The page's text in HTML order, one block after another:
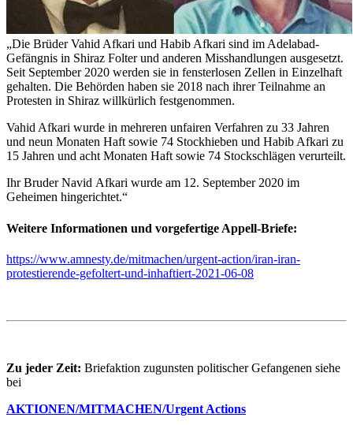
„Die Brüder Vahid Afkari und Habib Afkari sind im Adelabad-
Gefängnis in Shiraz Folter und anderen Misshandlungen ausgesetzt.
Seit September 2020 werden sie in fensterlosen Zellen in Einzelhaft
gehalten. Die Behörden haben sie 2018 nach ihrer Teilnahme an
Protesten in Shiraz willkürlich festgenommen.
Vahid Afkari wurde in mehreren unfairen Verfahren zu 33 Jahren
und neun Monaten Haft sowie 74 Stockhieben und Habib Afkari zu
15 Jahren und acht Monaten Haft sowie 74 Stockschlägen verurteilt.
Ihr Bruder Navid Afkari wurde am 12. September 2020 im
Geheimen hingerichtet.“
Weitere Informationen und vorgefertige Appell-Briefe:
https://www.amnesty.de/mitmachen/urgent-action/iran-iran-
protestierende-gefoltert-und-inhaftiert-2021-06-08
Zu jeder Zeit: Briefaktion zugunsten politischer Gefangenen siehe
bei
AKTIONEN/MITMACHEN/Urgent Actions